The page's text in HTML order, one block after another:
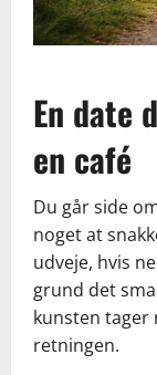
En date
en café
Du går side
noget at
udveje, hvis
grund det
kunsten tager
retningen.